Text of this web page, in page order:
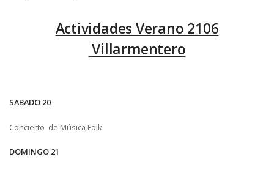
Actividades Verano 2106
Villarmentero
SABADO 20
Concierto de Música Folk
DOMINGO 21